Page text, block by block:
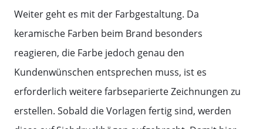
Weiter geht es mit der Farbgestaltung. Da
keramische Farben beim Brand besonders
reagieren, die Farbe jedoch genau den
Kundenwünschen entsprechen muss, ist es
erforderlich weitere farbseparierte Zeichnungen zu
erstellen. Sobald die Vorlagen fertig sind, werden